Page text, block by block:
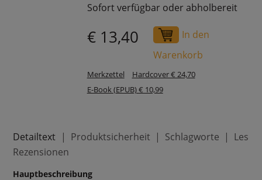
Sofort verfügbar oder abholbereit
€ 13,40
In den
Warenkorb
Merkzettel
Hardcover € 24,70
E-Book (EPUB) € 10,99
Detailtext Produktsicherheit Schlagworte
Rezensionen
Hauptbeschreibung